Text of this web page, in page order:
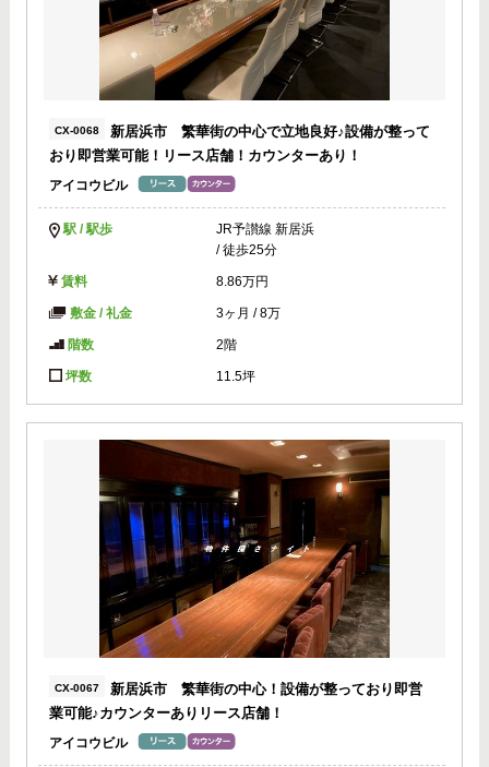
CX-0068
新居浜市 繁華街の中心で立地良好♪設備が整って
おり即営業可能！リース店舗！カウンターあり！
アイコウビル
駅 / 駅歩
JR予讃線 新居浜
/ 徒歩25分
賃料 8.86万円
敷金 / 礼金 3ヶ月 /8万
階数 2階
坪数 11.5坪
CX-0067
新居浜市 繁華街の中心！設備が整っており即営
業可能♪カウンターありリース店舗！
アイコウビル